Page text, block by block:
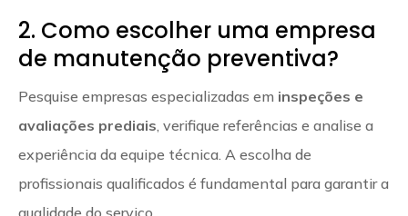
2. Como escolher uma empresa
de manutenção preventiva?
Pesquise empresas especializadas em inspeções e
avaliações prediais , verifique referências e analise a
experiência da equipe técnica. A escolha de
profissionais qualificados é fundamental para garantir a
qualidade do serviço.